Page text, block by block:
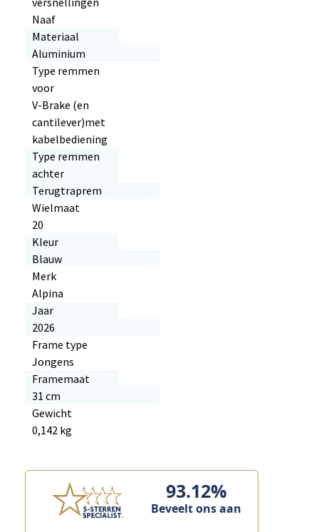
Naaf
Materiaal
Aluminium
Type remmen
voor
V-Brake (en
cantilever)met
kabelbediening
Type remmen
achter
Terugtraprem
Wielmaat
20
Kleur
Blauw
Merk
Alpina
Jaar
2026
Frame type
Jongens
Framemaat
31 cm
Gewicht
0,142 kg
93.12%
Beveelt ons aan